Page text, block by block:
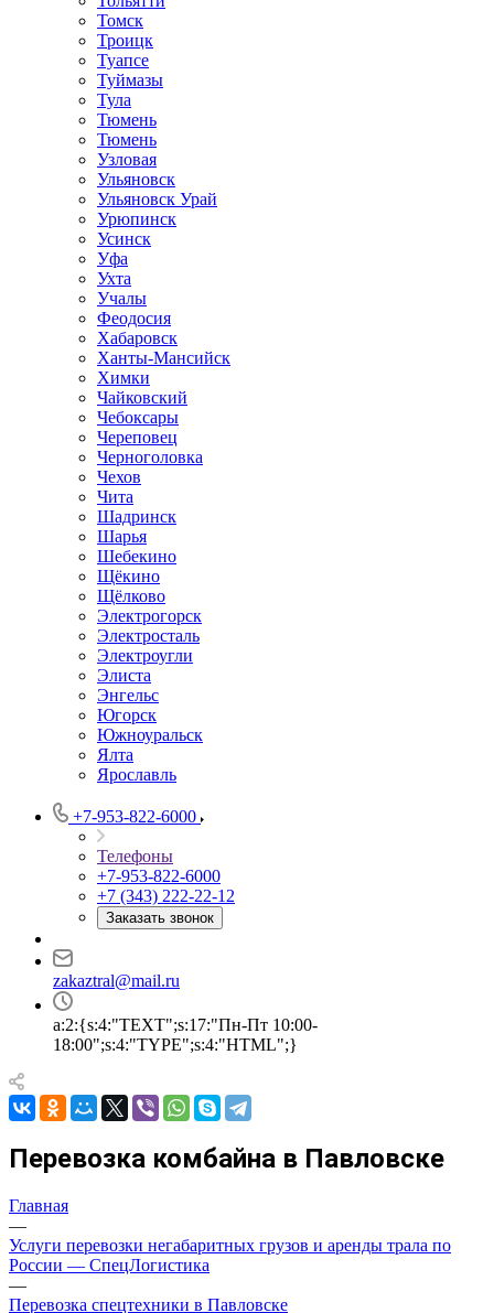
Томск
Троицк
Туапсе
Туймазы
Тула
Тюмень
Тюмень
Узловая
Ульяновск
Ульяновск Урай
Урюпинск
Усинск
Уфа
Ухта
Учалы
Феодосия
Хабаровск
Ханты-Мансийск
Химки
Чайковский
Чебоксары
Череповец
Черноголовка
Чехов
Чита
Шадринск
Шарья
Шебекино
Щёкино
Щёлково
Электрогорск
Электросталь
Электроугли
Элиста
Энгельс
Югорск
Южноуральск
Ялта
Ярославль
+7-953-822-6000
Телефоны
+7-953-822-6000
+7 (343) 222-22-12
Заказать звонок
zakaztral@mail.ru
a:2:{s:4:"TEXT";s:17:"Пн-Пт 10:00-
18:00";s:4:"TYPE";s:4:"HTML";}
Перевозка комбайна в Павловске
Главная
—
Услуги перевозки негабаритных грузов и аренды трала по
России — СпецЛогистика
—
Перевозка спецтехники в Павловске